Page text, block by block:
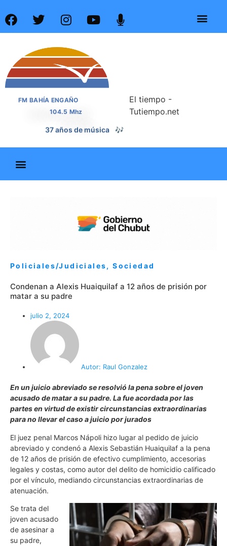
FM BAHÍA ENGAÑO
104.5 Mhz
37 años de noticias 📰
El tiempo -
Tutiempo.net
Policiales/Judiciales,Sociedad
Condenan a Alexis Huaiquilaf a 12 años de prisión por
matar a su padre
julio 2, 2024
Autor: Raul Gonzalez
En un juicio abreviado se resolvió la pena sobre el joven
acusado de matar a su padre. La fue acordada por las
partes en virtud de existir circunstancias extraordinarias
para no llevar el caso a juicio por jurados
El juez penal Marcos Nápoli hizo lugar al pedido de juicio
abreviado y condenó a Alexis Sebastián Huaiquilaf a la pena
de 12 años de prisión de efectivo cumplimiento, accesorias
legales y costas, como autor del delito de homicidio calificado
por el vínculo, mediando circunstancias extraordinarias de
atenuación.
Se trata del
joven acusado
de asesinar a
su padre,